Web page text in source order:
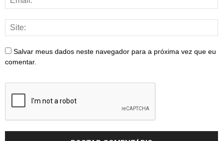
Salvar meus dados neste navegador para a próxima vez que eu
comentar.